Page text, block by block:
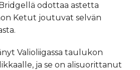
odottaa astetta
Ketut joutuvat selvän
Valioliigassa taulukon
ja se on alisuorittanut